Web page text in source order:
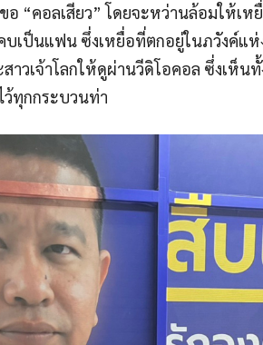
อ “คอลเสียว” โดยจะหว่านล้อมให้เห
บเป็นแฟน ซึ่งเหยื่อที่ตกอยู่ในภวังค์แ
าวเจ้าโลกให้ดูผ่านวีดิโอคอล ซึ่งเห็น
ทุกกระบวนท่า